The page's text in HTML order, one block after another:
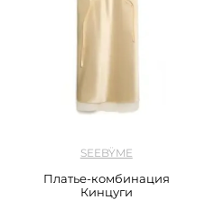
SEEBŸME
Платье-комбинация
Кинцуги